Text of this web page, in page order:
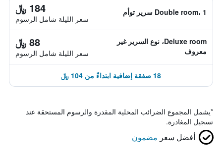
Double room، 1 سرير توأم 184 ﷼
سعر الليلة شامل الرسوم
Deluxe room، نوع السرير غير
معروف
88 ﷼
سعر الليلة شامل الرسوم
18 صفقة إضافية ابتداءً من 104 ﷼
*يشمل المجموع الضرائب المحلية المقدرة والرسوم المستحقة عند
تسجيل المغادرة.
أفضل سعر مضمون